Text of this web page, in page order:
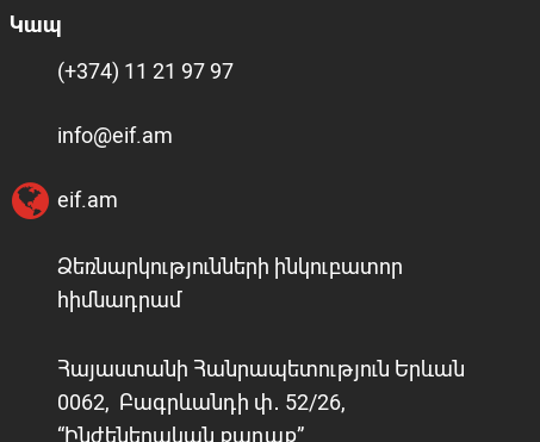
Կապ
(+374) 11 21 97 97
info@eif.am
eif.am
Ձեռնարկությունների ինկուբատոր
հիմնադրամ
Հայաստանի Հանրապետություն Երևան
0062, Բագրևանդի փ․ 52/26,
“Ինժեներական քաղաք”